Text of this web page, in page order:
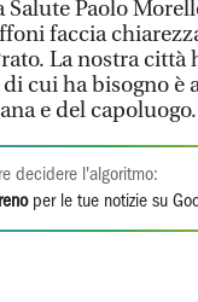
Salute Paolo
faccia
La nostra
cui ha bisogno è
e del
decidere l'algoritmo:
per le tue notizie su